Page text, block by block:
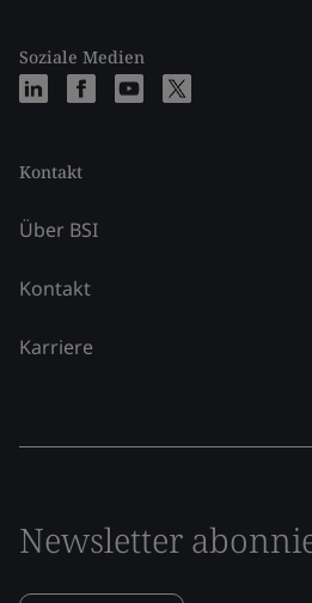
Soziale Medien
Kontakt
Über BSI
Kontakt
Karriere
Newsletter